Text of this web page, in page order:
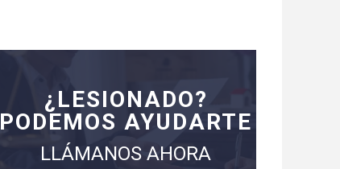
¿LESIONADO?
PODEMOS AYUDARTE
LLÁMANOS AHORA